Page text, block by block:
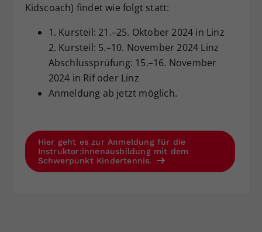
Kidscoach) findet wie folgt statt:
1. Kursteil: 21.–25. Oktober 2024 in Linz
2. Kursteil: 5.–10. November 2024 Linz
Abschlussprüfung: 15.–16. November
2024 in Rif oder Linz
Anmeldung ab jetzt möglich.
Hier geht es zur Anmeldung für die
Instruktor:innenausbildung mit dem
Schwerpunkt Kindertennis.